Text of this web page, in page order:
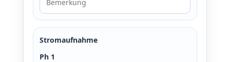
Stromaufnahme
Ph 1